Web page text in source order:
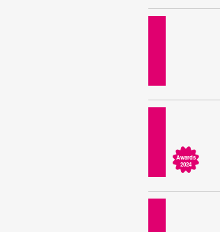
Awards
2024